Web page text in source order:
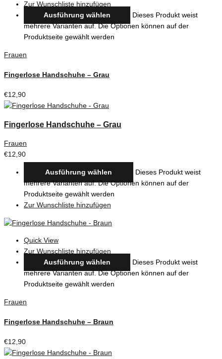
Zur Wunschliste hinzufügen
Ausführung wählen
Dieses Produkt weist
mehrere Varianten auf. Die Optionen können auf der
Produktseite gewählt werden
Frauen
Fingerlose Handschuhe – Grau
€12,90
Fingerlose Handschuhe – Grau
Frauen
€12,90
Ausführung wählen
Dieses Produkt weist
mehrere Varianten auf. Die Optionen können auf der
Produktseite gewählt werden
Zur Wunschliste hinzufügen
Quick View
Zur Wunschliste hinzufügen
Ausführung wählen
Dieses Produkt weist
mehrere Varianten auf. Die Optionen können auf der
Produktseite gewählt werden
Frauen
Fingerlose Handschuhe – Braun
€12,90